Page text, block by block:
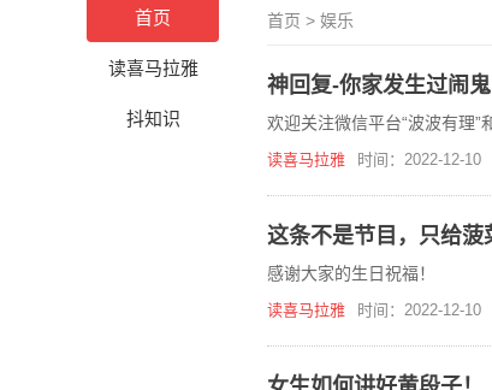
首页
读喜马拉雅
抖知识
首页 > 娱乐
神回复-你家发生过闹鬼
欢迎关注微信平台“波波有理”
读喜马拉雅 时间：2022-12-10
这条不是节目，只给菠
感谢大家的生日祝福！
读喜马拉雅 时间：2022-12-10